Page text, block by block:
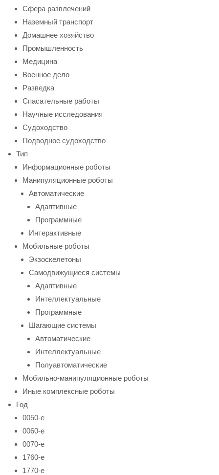
Сфера развлечений
Наземный транспорт
Домашнее хозяйство
Промышленность
Медицина
Военное дело
Разведка
Спасательные работы
Научные исследования
Судоходство
Подводное судоходство
Тип
Информационные роботы
Манипуляционные роботы
Автоматические
Адаптивные
Программные
Интерактивные
Мобильные роботы
Экзоскелетоны
Самодвижущиеся системы
Адаптивные
Интеллектуальные
Программные
Шагающие системы
Автоматические
Интеллектуальные
Полуавтоматические
Мобильно-манипуляционные роботы
Иные комплексные роботы
Год
0050-е
0060-е
0070-е
1760-е
1770-е